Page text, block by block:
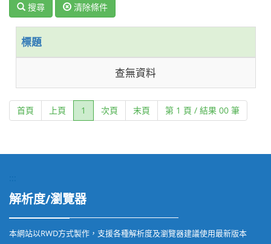
搜尋 清除條件
標題
查無資料
首頁 上頁 1 (current)
次頁 末頁 第 1 頁 / 結果 00 筆
解析度/瀏覽器
本網站以RWD方式製作，支援各種解析度及瀏覽器建議使用最新版本